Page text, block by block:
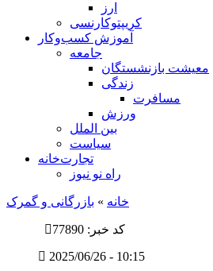
ارز
کریپتوکارنسی
آموزش کسب‌وکار
جامعه
معیشت بازنشستگان
زندگی
مسافرت
ورزش
بین الملل
سیاست
تجارت‌خانه
راه نو نیوز
خانه » بازرگانی و گمرک
کد خبر: 77890
2025/06/26 - 10:15